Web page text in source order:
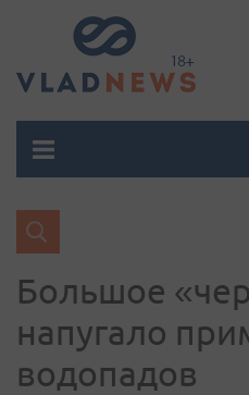
Большое
напугало
водопадов